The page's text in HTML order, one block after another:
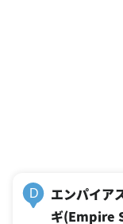
D
エンパイア
ギ(Empire